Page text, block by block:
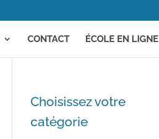
CONTACT ÉCOLE EN LIGNE
Choisissez votre
catégorie